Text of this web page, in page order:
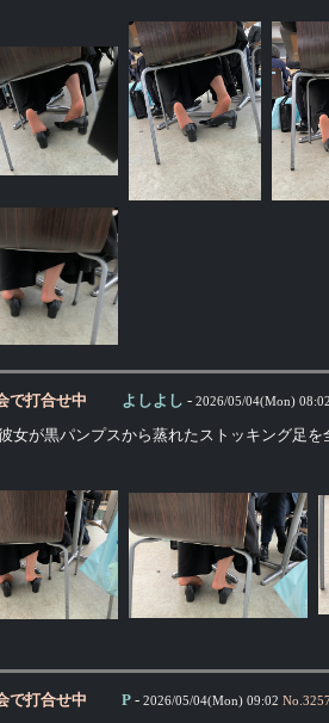
で打合せ中 よしよし - 2026/05/04(Mon)
女が黒パンプスから蒸れたストッキング足
で打合せ中 P - 2026/05/04(Mon) 09:02 No.